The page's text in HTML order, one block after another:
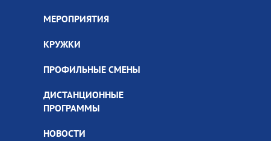
МЕРОПРИЯТИЯ
КРУЖКИ
ПРОФИЛЬНЫЕ СМЕНЫ
ДИСТАНЦИОННЫЕ
ПРОГРАММЫ
НОВОСТИ